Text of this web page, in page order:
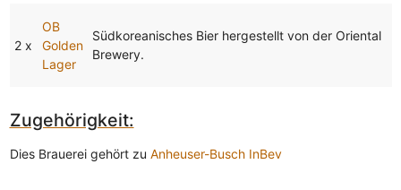
2 x
OB
Golden
Lager
Südkoreanisches Bier hergestellt von der Oriental
Brewery.
Zugehörigkeit:
Dies Brauerei gehört zu Anheuser-Busch InBev